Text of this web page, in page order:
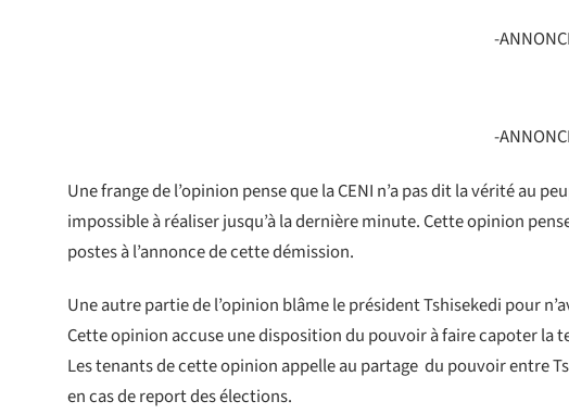
-
-
Une frange de l’opinion pense que la CENI n’a pas dit la vérité au
impossible à réaliser jusqu’à la dernière minute. Cette opinion
postes à l’annonce de cette démission.
Une autre partie de l’opinion blâme le président Tshisekedi pour
Cette opinion accuse une disposition du pouvoir à faire capoter la
Les tenants de cette opinion appelle au partage du pouvoir entre
en cas de report des élections.